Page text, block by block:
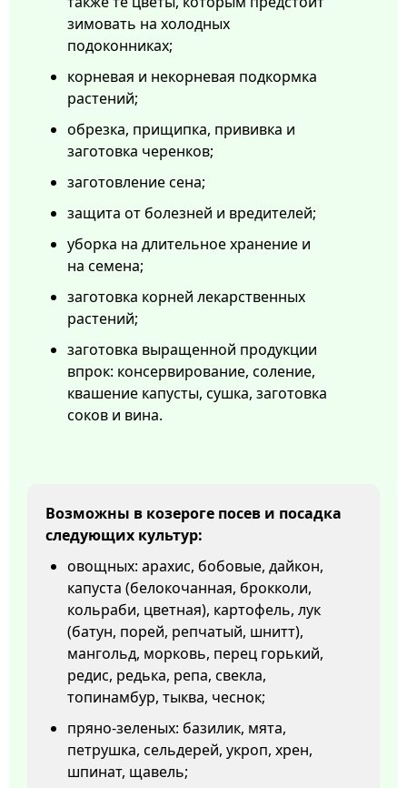
зимовать на холодных
подоконниках;
корневая и некорневая подкормка
растений;
обрезка, прищипка, прививка и
заготовка черенков;
заготовление сена;
защита от болезней и вредителей;
уборка на длительное хранение и
на семена;
заготовка корней лекарственных
растений;
заготовка выращенной продукции
впрок: консервирование, соление,
квашение капусты, сушка, заготовка
соков и вина.
Возможны в козероге посев и посадка
следующих культур:
овощных: арахис, бобовые, дайкон,
капуста (белокочанная, брокколи,
кольраби, цветная), картофель, лук
(батун, порей, репчатый, шнитт),
мангольд, морковь, перец горький,
редис, редька, репа, свекла,
топинамбур, тыква, чеснок;
пряно-зеленых: базилик, мята,
петрушка, сельдерей, укроп, хрен,
шпинат, щавель;